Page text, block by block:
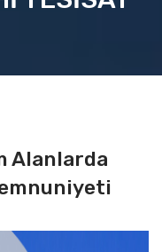
Alanlarda